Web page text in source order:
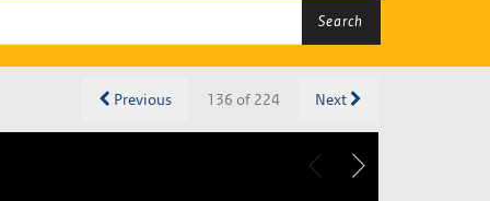
Search
Previous 136 of 224 Next